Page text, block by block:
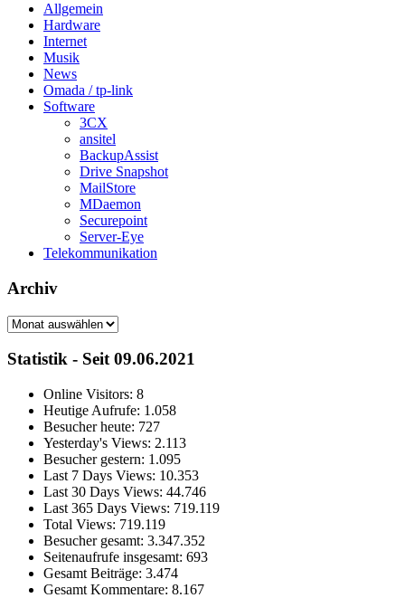
Allgemein
Hardware
Internet
Musik
News
Omada / tp-link
Software
3CX
ansitel
BackupAssist
Drive Snapshot
MailStore
MDaemon
Securepoint
Server-Eye
Telekommunikation
Archiv
Archiv
Statistik - Seit 09.06.2021
Online Visitors: 8
Heutige Aufrufe: 1.058
Besucher heute: 727
Yesterday's Views: 2.113
Besucher gestern: 1.095
Last 7 Days Views: 10.353
Last 30 Days Views: 44.746
Last 365 Days Views: 719.119
Total Views: 719.119
Besucher gesamt: 3.347.352
Seitenaufrufe insgesamt: 693
Gesamt Beiträge: 3.474
Gesamt Kommentare: 8.167